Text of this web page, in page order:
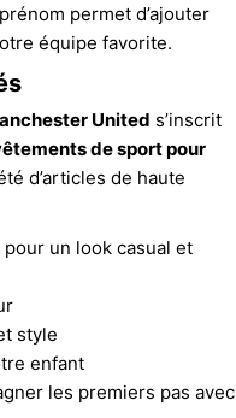
permet d’ajouter
équipe favorite.
United s’inscrit
de sport pour
d’articles de haute
un look casual et
style
enfant
les premiers pas avec